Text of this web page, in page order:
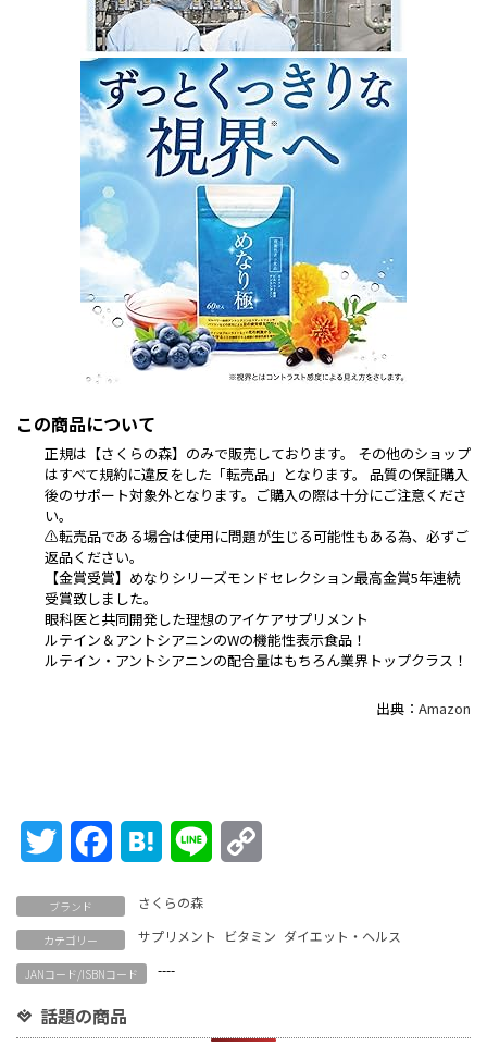
この商品について
正規は【さくらの森】のみで販売しております。 その他のショップ
はすべて規約に違反をした「転売品」となります。 品質の保証購入
後のサポート対象外となります。ご購入の際は十分にご注意くださ
い。
⚠️転売品である場合は使用に問題が生じる可能性もある為、必ずご
返品ください。
【金賞受賞】めなりシリーズモンドセレクション最高金賞5年連続
受賞致しました。
眼科医と共同開発した理想のアイケアサプリメント
ルテイン＆アントシアニンのWの機能性表示食品！
ルテイン・アントシアニンの配合量はもちろん業界トップクラス！
出典： Amazon
Twitter FacebookHatena Line
ブランド さくらの森
カテゴリー サプリメント ビタミン ダイエット・ヘルス
JANコード/ISBNコード ----
話題の商品